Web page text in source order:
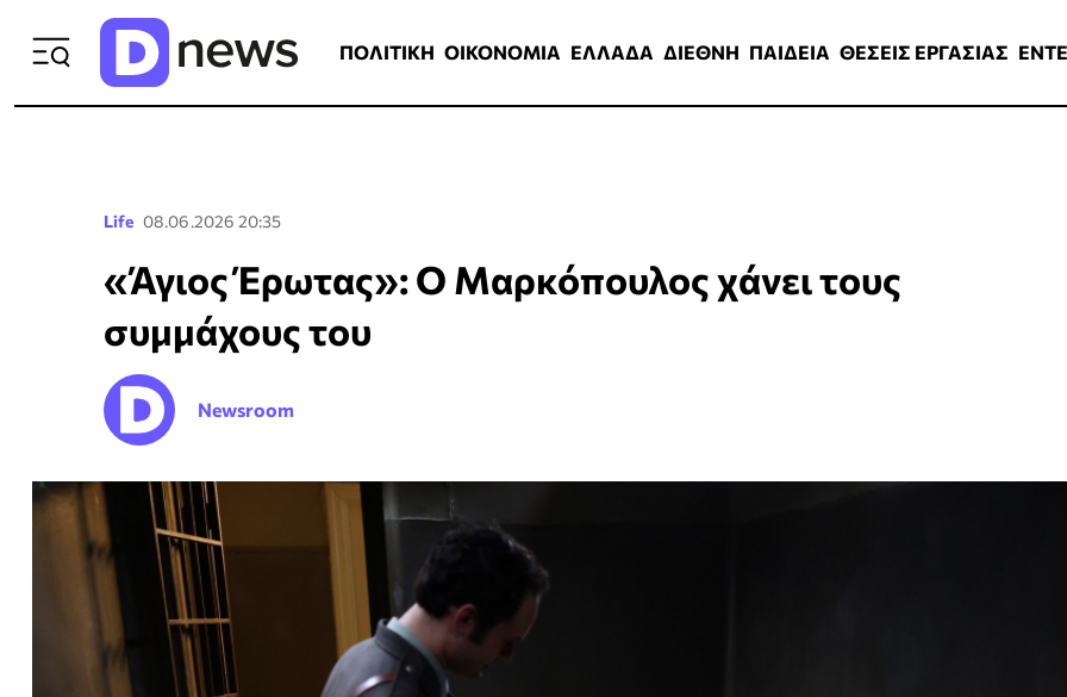
ΠΟΛΙΤΙΚΗ ΟΙΚΟΝΟΜΙΑ ΕΛΛΑΔΑ ΔΙΕΘΝΗ ΠΑΙΔΕΙΑ ΘΕΣΕΙΣ ΕΡΓΑΣΙΑΣ
Life 08.06.2026 20:35
«Άγιος Έρωτας»: Ο Μαρκόπουλος χάνει τους
συμμάχους του
Newsroom